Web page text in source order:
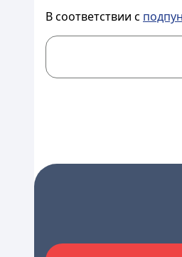
В соответствии с